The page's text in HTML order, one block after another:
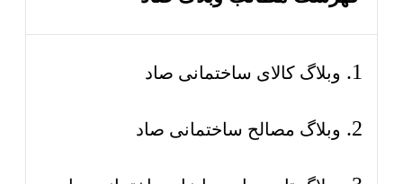
وبلاگ کالای ساختمانی صاد
وبلاگ مصالح ساختمانی صاد